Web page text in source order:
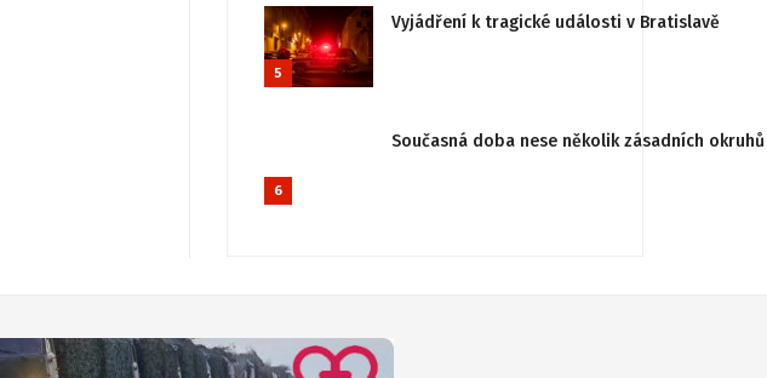
5
Vyjádření k tragické události v Bratislavě
6
Současná doba nese několik zásadních